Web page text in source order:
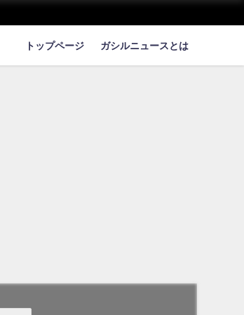
トップページ ガシルニュースとは